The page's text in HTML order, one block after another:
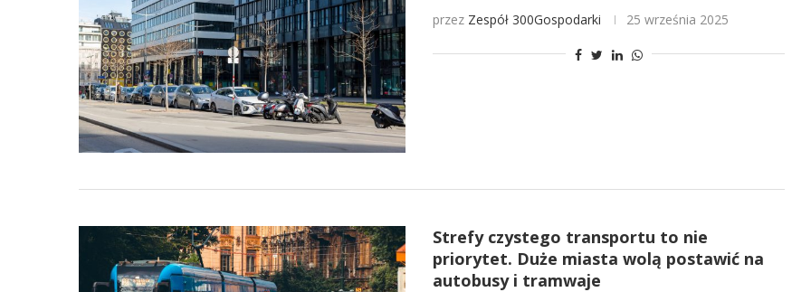
przez Zespół 300Gospodarki 25 września 2025
Strefy czystego transportu to nie
priorytet. Duże miasta wolą postawić na
autobusy i tramwaje